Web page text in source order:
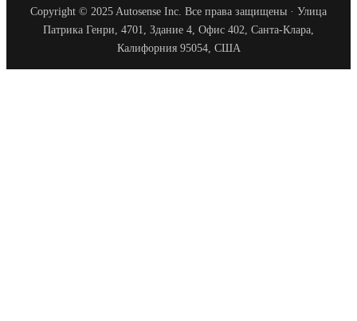
Copyright © 2025 Autosense Inc. Все права защищены · Улица
Патрика Генри, 4701, Здание 4, Офис 402, Санта-Клара,
Калифорния 95054, США